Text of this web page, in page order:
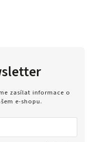
zasílat informace o
e-shopu.